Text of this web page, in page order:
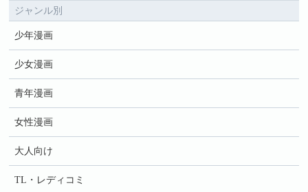
ジャンル別
少年漫画
少女漫画
青年漫画
女性漫画
大人向け
TL・レディコミ